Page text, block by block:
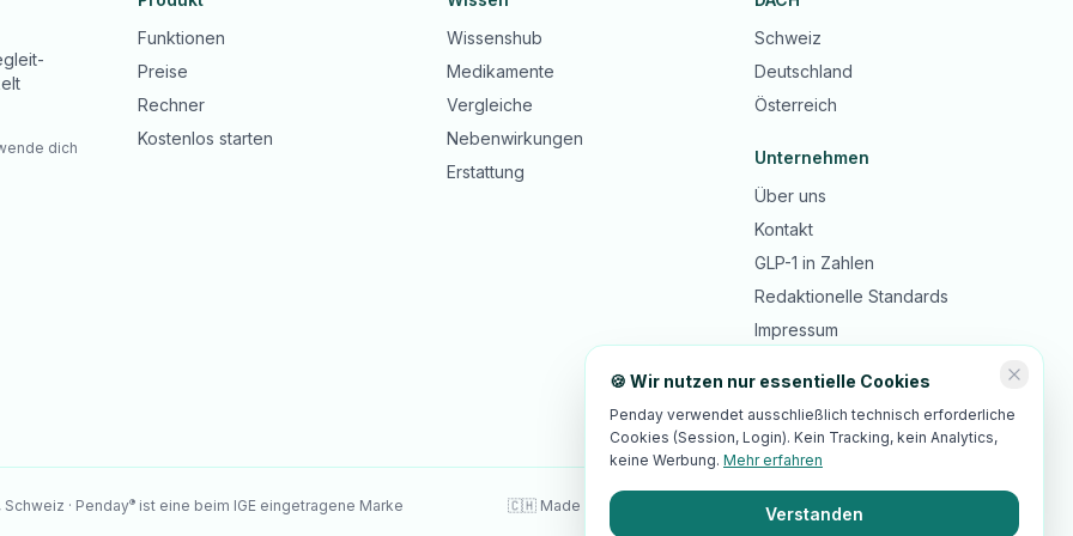
dich
Funktionen
Preise
Rechner
Kostenlos starten
Wissenshub
Medikamente
Vergleiche
Nebenwirkungen
Erstattung
Schweiz
Deutschland
Österreich
Unternehmen
Über uns
Kontakt
GLP-1 in Zahlen
Redaktionelle Standards
Impressum
· Penday® ist eine beim IGE eingetragene Marke 🇨🇭 Made in Switzerland · 🇪🇺 EU-Hosting · DSGVO-/revDSG-Standards
🍪 Wir nutzen nur essentielle Cookies
Penday verwendet ausschließlich technisch erforderliche
Cookies (Session, Login). Kein Tracking, kein Analytics,
keine Werbung. Mehr erfahren
Verstanden